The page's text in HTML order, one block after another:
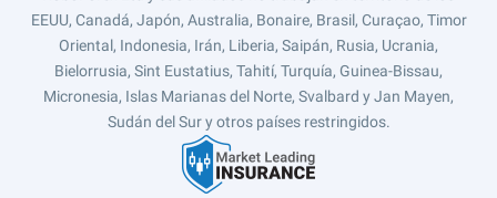
EEUU, Canadá, Japón, Australia, Bonaire, Brasil, Curaçao, Timor
Oriental, Indonesia, Irán, Liberia, Saipán, Rusia, Ucrania,
Bielorrusia, Sint Eustatius, Tahití, Turquía, Guinea-Bissau,
Micronesia, Islas Marianas del Norte, Svalbard y Jan Mayen,
Sudán del Sur y otros países restringidos.